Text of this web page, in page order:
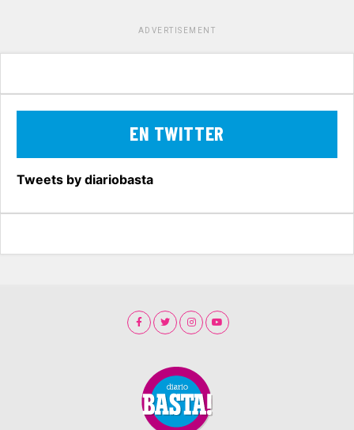
ADVERTISEMENT
EN TWITTER
Tweets by diariobasta